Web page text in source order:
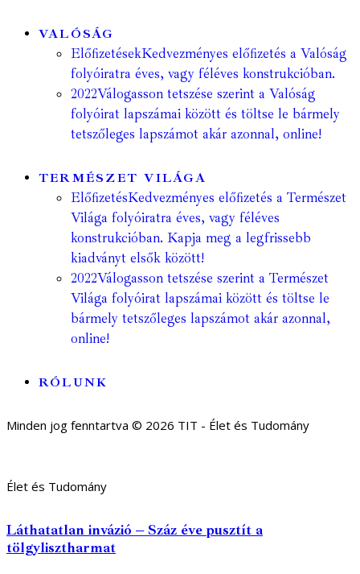
VALÓSÁG
ElőfizetésekKedvezményes előfizetés a Valóság
folyóiratra éves, vagy féléves konstrukcióban.
2022Válogasson tetszése szerint a Valóság
folyóirat lapszámai között és töltse le bármely
tetszőleges lapszámot akár azonnal, online!
TERMÉSZET VILÁGA
ElőfizetésKedvezményes előfizetés a Természet
Világa folyóiratra éves, vagy féléves
konstrukcióban. Kapja meg a legfrissebb
kiadványt elsők között!
2022Válogasson tetszése szerint a Természet
Világa folyóirat lapszámai között és töltse le
bármely tetszőleges lapszámot akár azonnal,
online!
RÓLUNK
Minden jog fenntartva © 2026 TIT - Élet és Tudomány
Élet és Tudomány
Láthatatlan invázió – Száz éve pusztít a
tölgylisztharmat